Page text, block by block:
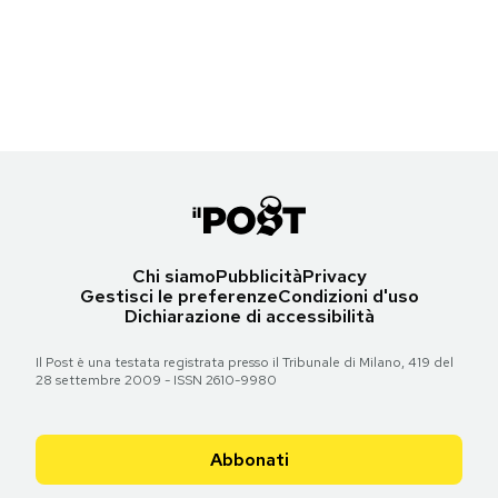
Chi siamoPubblicitàPrivacy
Gestisci le preferenzeCondizioni d'uso
Dichiarazione di accessibilità
Il Post è una testata registrata presso il Tribunale di Milano, 419 del
28 settembre 2009 - ISSN 2610-9980
Abbonati